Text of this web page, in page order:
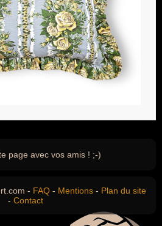
page avec vos amis ! ;-)
- FAQ - Mentions - Plan du site
- Contact